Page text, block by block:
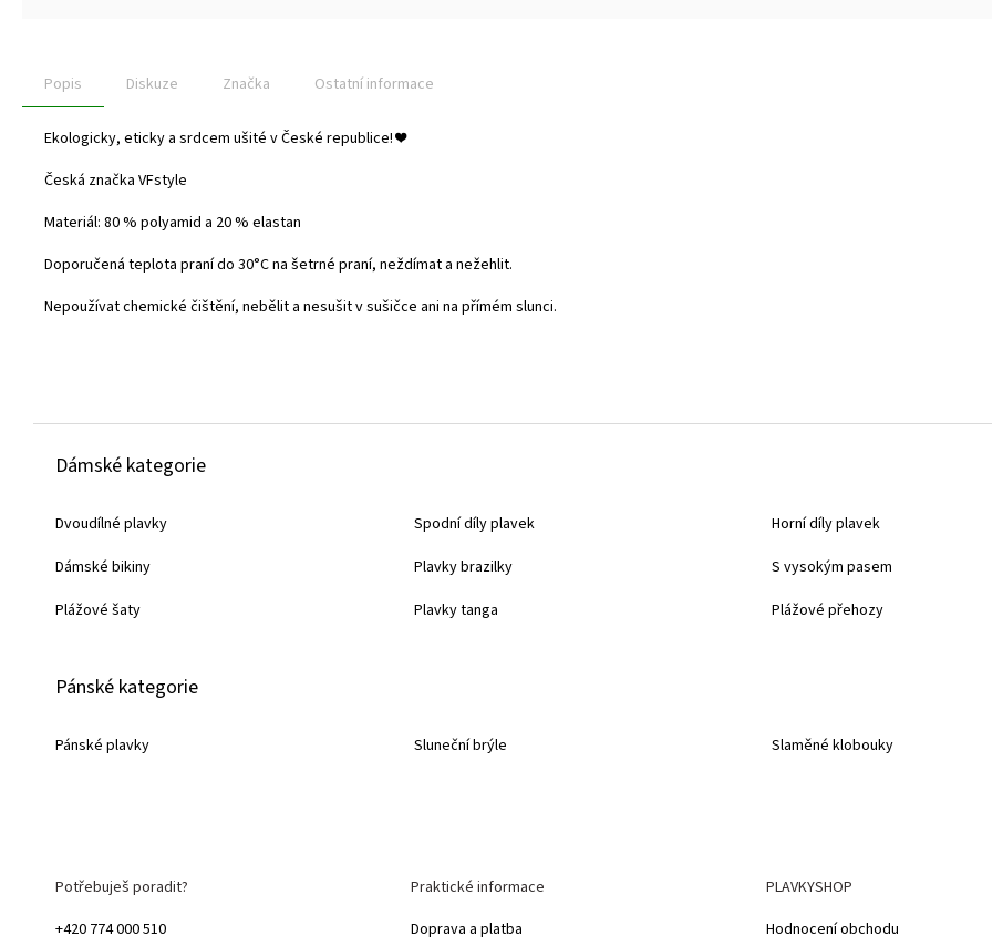
Popis Diskuze Značka Ostatní informace
Ekologicky, eticky a srdcem ušité v České republice!❤️
Česká značka VFstyle
Materiál: 80 % polyamid a 20 % elastan
Doporučená teplota praní do 30°C na šetrné praní, neždímat a nežehlit.
Nepoužívat chemické čištění, nebělit a nesušit v sušičce ani na přímém slunci.
Dámské kategorie
Dvoudílné plavky
Dámské bikiny
Plážové šaty
Spodní díly plavek
Plavky brazilky
Plavky tanga
Horní díly plavek
S vysokým pasem
Plážové přehozy
Pánské kategorie
Pánské plavky Sluneční brýle Slaměné klobouky
Potřebuješ poradit?
+420 774 000 510
Praktické informace
Doprava a platba
PLAVKYSHOP
Hodnocení obchodu